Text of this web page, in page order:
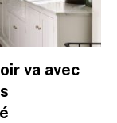
va avec